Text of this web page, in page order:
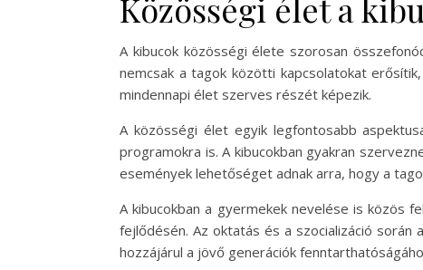
Közösségi élet a
A kibucok közösségi élete szorosan
nemcsak a tagok közötti kapcsolatokat
mindennapi élet szerves részét képezik.
A közösségi élet egyik legfontosabb
programokra is. A kibucokban gyakran
események lehetőséget adnak arra, hogy a
A kibucokban a gyermekek nevelése is közös
fejlődésén. Az oktatás és a szocializáció
hozzájárul a jövő generációk